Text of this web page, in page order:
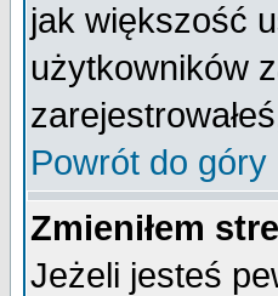
jak większość
użytkowników
Powrót do góry
Zmieniłem
Jeżeli jesteś